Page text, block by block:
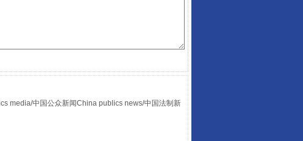
让传统村落焕发生机
media/中国公众新闻China publics news/中国法制新